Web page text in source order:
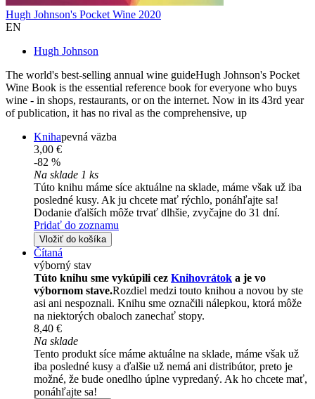
Hugh Johnson's Pocket Wine 2020
EN
Hugh Johnson
The world's best-selling annual wine guideHugh Johnson's Pocket
Wine Book is the essential reference book for everyone who buys
wine - in shops, restaurants, or on the internet. Now in its 43rd year
of publication, it has no rival as the comprehensive, up
Knihapevná väzba
3,00 €
-82 %
Na sklade 1 ks
Túto knihu máme síce aktuálne na sklade, máme však už iba
posledné kusy. Ak ju chcete mať rýchlo, ponáhľajte sa!
Dodanie ďalších môže trvať dlhšie, zvyčajne do 31 dní.
Pridať do zoznamu
Vložiť do košíka
Čítaná
výborný stav
Túto knihu sme vykúpili cez Knihovrátok a je vo
výbornom stave.Rozdiel medzi touto knihou a novou by ste
asi ani nespoznali. Knihu sme označili nálepkou, ktorá môže
na niektorých obaloch zanechať stopy.
8,40 €
Na sklade
Tento produkt síce máme aktuálne na sklade, máme však už
iba posledné kusy a ďalšie už nemá ani distribútor, preto je
možné, že bude onedlho úplne vypredaný. Ak ho chcete mať,
ponáhľajte sa!